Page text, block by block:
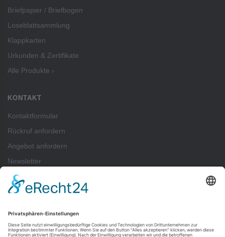
Briefpapier / Briefbogen
Loseblattsammlung
Klappkarten
Urkunden & Zertifikate
Alle Produkte ›
KONTAKT
Kontaktformular
Rückruf anfordern
Angebot anfordern
Newsletter
ZAHLUNGSARTEN
Kreditkartenzahlung (Visa, Mastercard) über PayPal möglich — auch ohne
PayPal-Konto.